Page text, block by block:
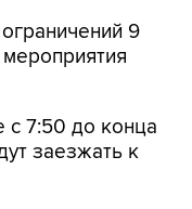
9
с 7:50 до конца
заезжать к